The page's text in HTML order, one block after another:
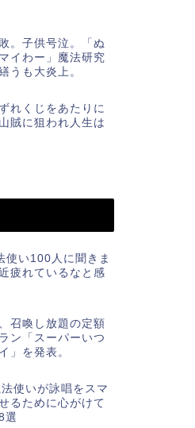
。子供号泣。「ぬ
イわー」魔法研究
うも大炎上。
れくじをあたりに
賊に狙われ人生は
使い100人に聞きま
疲れているなと感
召喚し放題の定額
ン「スーパーいつ
」を発表。
使いが詠唱をスマ
るために心がけて
選